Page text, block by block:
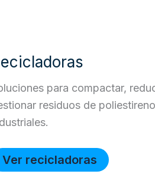
para compactar,
residuos de
Ver recicladoras